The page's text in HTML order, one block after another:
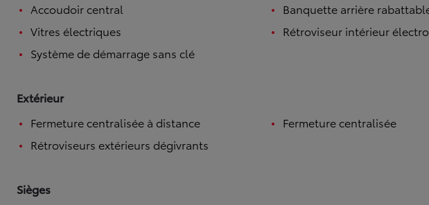
Accoudoir central
Vitres électriques
Système de démarrage sans clé
Banquette arrière
Rétroviseur intérieur
Extérieur
Fermeture centralisée à distance
Rétroviseurs extérieurs dégivrants
Fermeture centralisée
Sièges